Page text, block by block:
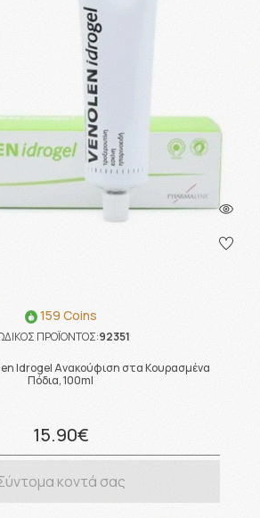
159 Coins
ΠΡΟΪΟΝΤΟΣ:92351
Idrogel Ανακούφιση στα Κουρασμένα
Πόδια, 100ml
15.90€
κοντά σας